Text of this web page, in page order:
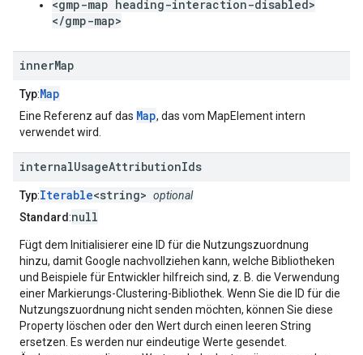
<gmp-map heading-interaction-disabled>
</gmp-map>
innerMap
Typ:Map
Eine Referenz auf das Map, das vom MapElement intern
verwendet wird.
internalUsageAttributionIds
Typ:Iterable<string> optional
Standard:null
Fügt dem Initialisierer eine ID für die Nutzungszuordnung
hinzu, damit Google nachvollziehen kann, welche Bibliotheken
und Beispiele für Entwickler hilfreich sind, z. B. die Verwendung
einer Markierungs-Clustering-Bibliothek. Wenn Sie die ID für die
Nutzungszuordnung nicht senden möchten, können Sie diese
Property löschen oder den Wert durch einen leeren String
ersetzen. Es werden nur eindeutige Werte gesendet.